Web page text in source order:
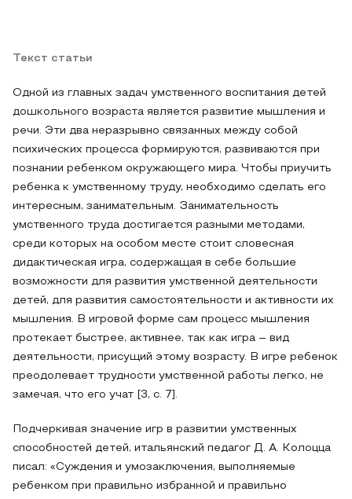
Текст статьи
Одной из главных задач умственного воспитания детей
дошкольного возраста является развитие мышления и
речи. Эти два неразрывно связанных между собой
психических процесса формируются, развиваются при
познании ребенком окружающего мира. Чтобы приучить
ребенка к умственному труду, необходимо сделать его
интересным, занимательным. Занимательность
умственного труда достигается разными методами,
среди которых на особом месте стоит словесная
дидактическая игра, содержащая в себе большие
возможности для развития умственной деятельности
детей, для развития самостоятельности и активности их
мышления. В игровой форме сам процесс мышления
протекает быстрее, активнее, так как игра – вид
деятельности, присущий этому возрасту. В игре ребенок
преодолевает трудности умственной работы легко, не
замечая, что его учат [3, с. 7].
Подчеркивая значение игр в развитии умственных
способностей детей, итальянский педагог Д. А. Колоцца
писал: «Суждения и умозаключения, выполняемые
ребенком при правильно избранной и правильно